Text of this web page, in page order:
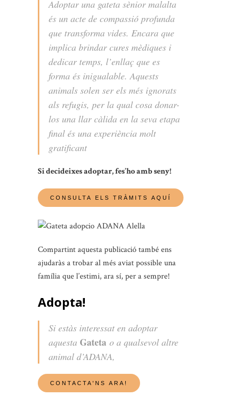
Adoptar una gateta sènior malalta
és un acte de compassió profunda
que transforma vides. Encara que
implica brindar cures mèdiques i
dedicar temps, l’enllaç que es
forma és inigualable. Aquests
animals solen ser els més ignorats
als refugis, per la qual cosa donar-
los una llar càlida en la seva etapa
final és una experiència molt
gratificant
Si decideixes adoptar, fes’ho amb seny!
Compartint aquesta publicació també ens
ajudaràs a trobar al més aviat possible una
família que l’estimi, ara sí, per a sempre!
Adopta!
Si estàs interessat en adoptar
aquesta Gateta o a qualsevol altre
animal d’ADANA,